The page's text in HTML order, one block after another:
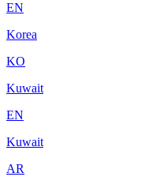
EN
Korea
KO
Kuwait
EN
Kuwait
AR